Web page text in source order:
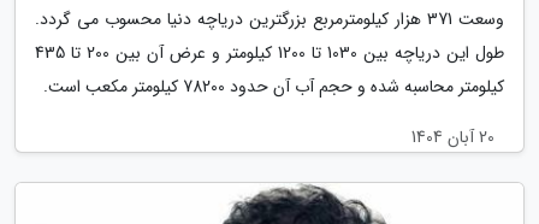
وسعت 371 هزار کیلومترمربع بزرگترین دریاچه دنیا محسوب می گردد.
طول این دریاچه بین 1030 تا 1200 کیلومتر و عرض آن بین 200 تا 435
کیلومتر محاسبه شده و حجم آب آن حدود 78200 کیلومتر مکعب است.
20 آبان 1404